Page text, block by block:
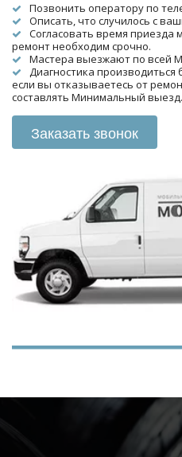
Позвонить оператору по
Описать, что случилось с
Согласовать время приезда
ремонт необходим срочно.
Мастера выезжают по всей
Диагностика производиться
если вы отказываетесь от
составлять Минимальный выезд.
Заказать звонок